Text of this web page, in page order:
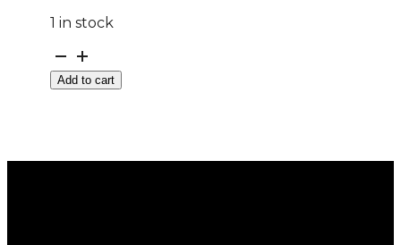
1 in stock
DOT195/55
R
15Add to cart